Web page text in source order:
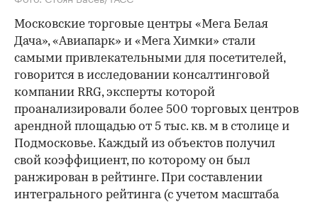
Московские торговые центры «Мега Белая
Дача», «Авиапарк» и «Мега Химки» стали
самыми привлекательными для посетителей,
говорится в исследовании консалтинговой
компании RRG, эксперты которой
проанализировали более 500 торговых центров
арендной площадью от 5 тыс. кв. м в столице и
Подмосковье. Каждый из объектов получил
свой коэффициент, по которому он был
ранжирован в рейтинге. При составлении
интегрального рейтинга (с учетом масштаба